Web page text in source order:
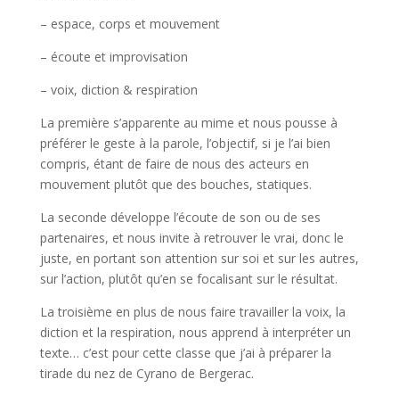
– espace, corps et mouvement
– écoute et improvisation
– voix, diction & respiration
La première s’apparente au mime et nous pousse à
préférer le geste à la parole, l’objectif, si je l’ai bien
compris, étant de faire de nous des acteurs en
mouvement plutôt que des bouches, statiques.
La seconde développe l’écoute de son ou de ses
partenaires, et nous invite à retrouver le vrai, donc le
juste, en portant son attention sur soi et sur les autres,
sur l’action, plutôt qu’en se focalisant sur le résultat.
La troisième en plus de nous faire travailler la voix, la
diction et la respiration, nous apprend à interpréter un
texte… c’est pour cette classe que j’ai à préparer la
tirade du nez de Cyrano de Bergerac.